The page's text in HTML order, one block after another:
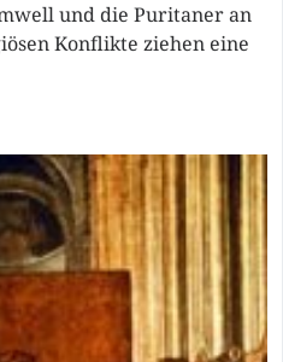
und die Puritaner an
Konflikte ziehen eine